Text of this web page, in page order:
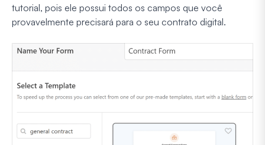
tutorial, pois ele possui todos os campos que você
provavelmente precisará para o seu contrato digital.